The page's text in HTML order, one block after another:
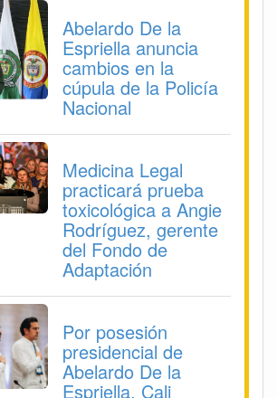
Abelardo De la
Espriella anuncia
cambios en la
cúpula de la Policía
Nacional
Medicina Legal
practicará prueba
toxicológica a Angie
Rodríguez, gerente
del Fondo de
Adaptación
Por posesión
presidencial de
Abelardo De la
Espriella, Cali